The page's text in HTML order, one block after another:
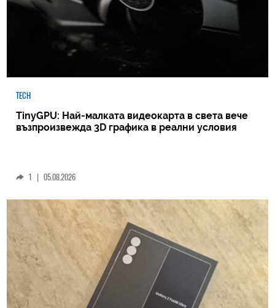
TECH
TinyGPU: Най-малката видеокарта в света вече
възпроизвежда 3D графика в реални условия
1 | 05.08.2026